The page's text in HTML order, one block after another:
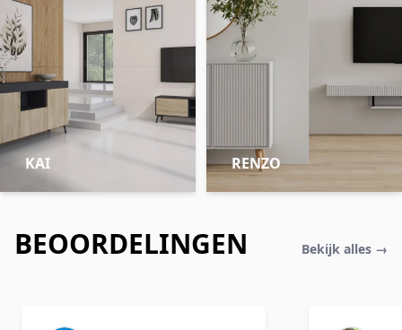
KAI RENZO
BEOORDELINGEN Bekijk alles →